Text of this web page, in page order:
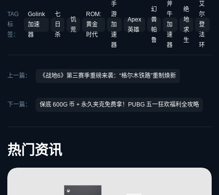
TAG
标
签：
Golink
加速
器
七
日
杀
饥
荒
ROM:
黄金
时代
手
游
加
速
器
Apex
英雄
幻
兽
帕
鲁
斧
牛
加
速
器
绝
地
求
生
艾
尔
登
法
环
上一篇： 《战地6》第三赛季重磅来袭：“格尔木铁路”重制焕新
下一篇： 保底 600G 币 + 永久夹克免费拿！PUBG 五一狂欢福利全攻略
热门资讯